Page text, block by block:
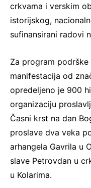
crkvama i verskim
istorijskog,
sufinansirani radovi
Za program
manifestacija od
opredeljeno je 900
organizaciju
Časni krst na dan
proslave dva veka
arhangela Gavrila u
slave Petrovdan u
u Kolarima.